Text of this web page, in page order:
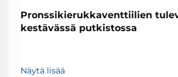
Pronssikierukkaventtiilien
kestävässä putkistossa
Näytä lisää